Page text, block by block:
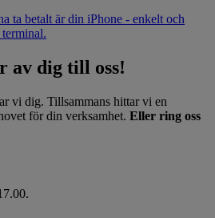
ta betalt är din iPhone - enkelt och
av dig till oss!
vi dig. Tillsammans hittar vi en
för din verksamhet. Eller ring oss